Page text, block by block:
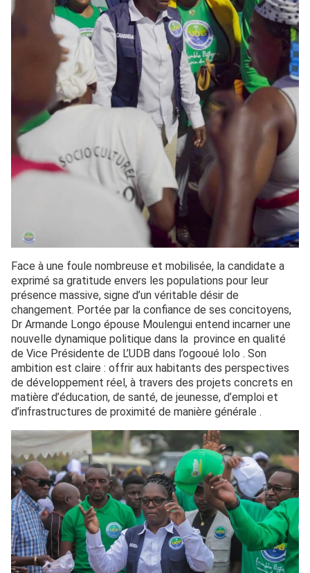
Face à une foule nombreuse et mobilisée, la candidate a
exprimé sa gratitude envers les populations pour leur
présence massive, signe d’un véritable désir de
changement. Portée par la confiance de ses concitoyens,
Dr Armande Longo épouse Moulengui entend incarner une
nouvelle dynamique politique dans la province en qualité
de Vice Présidente de L’UDB dans l’ogooué lolo . Son
ambition est claire : offrir aux habitants des perspectives
de développement réel, à travers des projets concrets en
matière d’éducation, de santé, de jeunesse, d’emploi et
d’infrastructures de proximité de manière générale .